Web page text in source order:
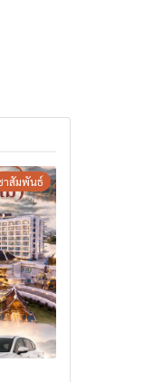
าสัมพันธ์